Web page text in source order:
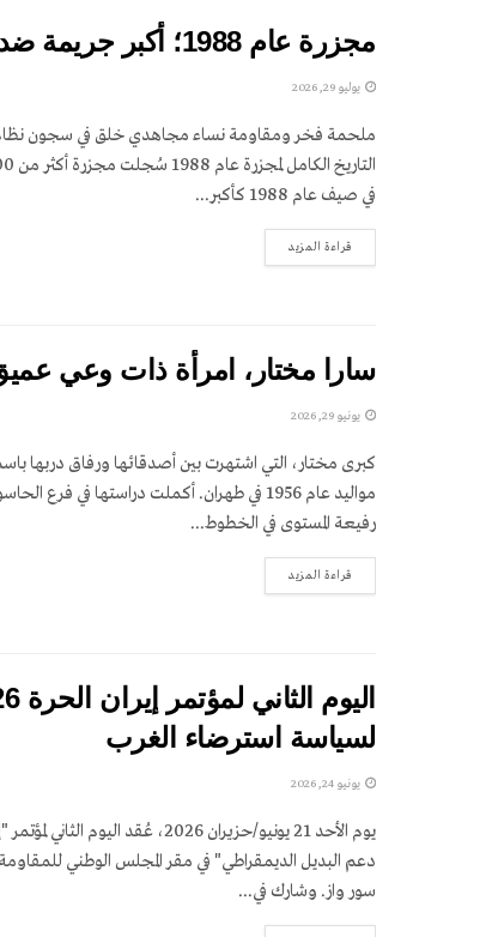
مجزرة عام 1988؛ أكبر جريمة ضد الإنسانية لم يتم معاقبة مرتكبيها
يوليو 29, 2026
ملحمة فخر ومقاومة نساء مجاهدي خلق في سجون نظام
في صيف عام 1988 كأكبر...
قراءة المزيدDETAILS
سارا مختار، امرأة ذات وعي
يونيو 29, 2026
كبرى مختار، التي اشتهرت بين أصدقائها ورفاق دربها
مواليد عام 1956 في طهران. أكملت دراستها في
رفيعة المستوى في الخطوط...
قراءة المزيدDETAILS
لسياسة استرضاء الغرب
يونيو 24, 2026
دعم البديل الديمقراطي" في مقر المجلس الوطني للمقاومة
سور واز. وشارك في...